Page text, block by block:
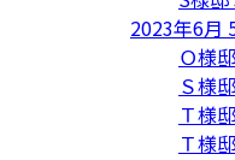
2023年6月
Ｏ様邸
Ｓ様邸
Ｔ様邸
Ｔ様邸